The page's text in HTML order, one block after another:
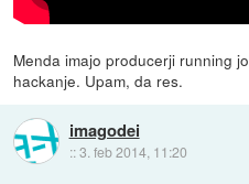
Menda imajo producerji running
hackanje. Upam, da res.
imagodei
::3. feb 2014, 11:20